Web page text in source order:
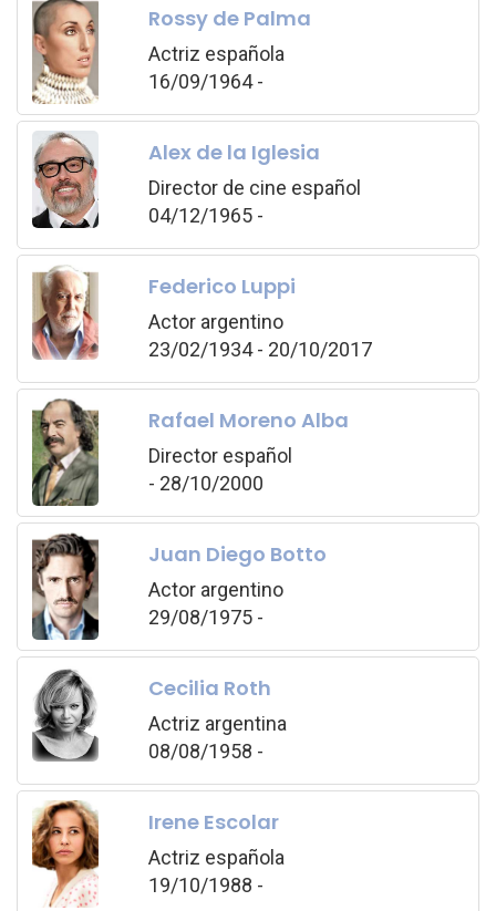
Rossy de Palma
Actriz española
16/09/1964 -
Alex de la Iglesia
Director de cine español
04/12/1965 -
Federico Luppi
Actor argentino
23/02/1934 - 20/10/2017
Rafael Moreno Alba
Director español
- 28/10/2000
Juan Diego Botto
Actor argentino
29/08/1975 -
Cecilia Roth
Actriz argentina
08/08/1958 -
Irene Escolar
Actriz española
19/10/1988 -